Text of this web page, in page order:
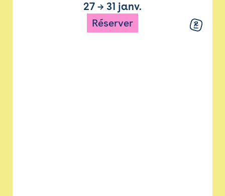
27 → 31 janv.
Réserver